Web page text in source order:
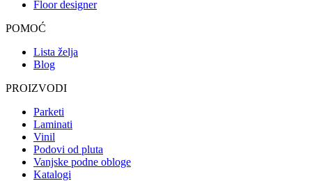
Floor designer
POMOĆ
Lista želja
Blog
PROIZVODI
Parketi
Laminati
Vinil
Podovi od pluta
Vanjske podne obloge
Katalogi